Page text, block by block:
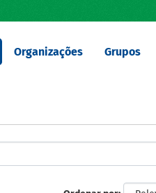
Organizações Grupos